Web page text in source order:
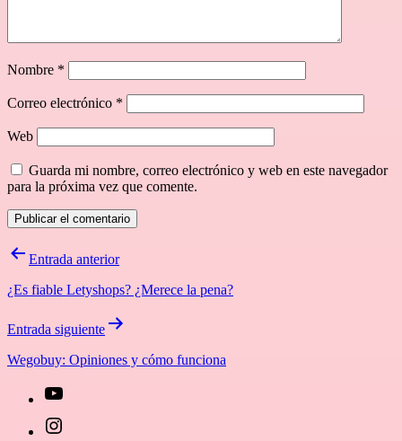
Nombre *
Correo electrónico *
Web
Guarda mi nombre, correo electrónico y web en este navegador
para la próxima vez que comente.
Navegación
entradas
Entrada anterior
¿Es fiable Letyshops? ¿Merece la pena?
Entrada siguiente
Wegobuy: Opiniones y cómo funciona